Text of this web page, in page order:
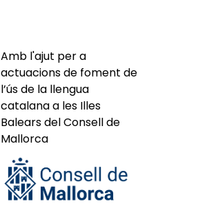
Amb l'ajut per a
actuacions de foment de
l’ús de la llengua
catalana a les Illes
Balears del Consell de
Mallorca